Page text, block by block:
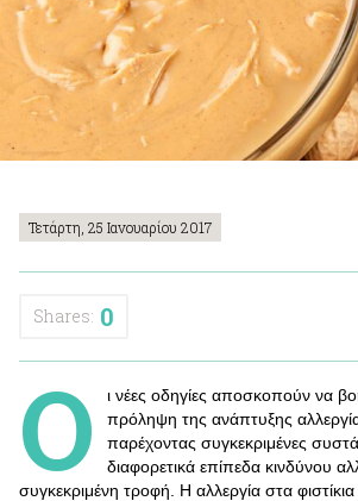
Τετάρτη, 25 Ιανουαρίου 2017
Shares: 0
Ο
ι νέες οδηγίες αποσκοπούν να
πρόληψη της ανάπτυξης
παρέχοντας συγκεκριμένες
διαφορετικά επίπεδα κινδύνου
συγκεκριμένη τροφή. Η αλλεργία στα φιστίκια